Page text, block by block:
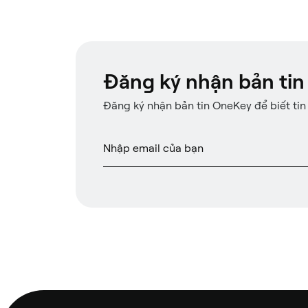
Đăng ký nhận bản
Đăng ký nhận bản tin OneKey để biết